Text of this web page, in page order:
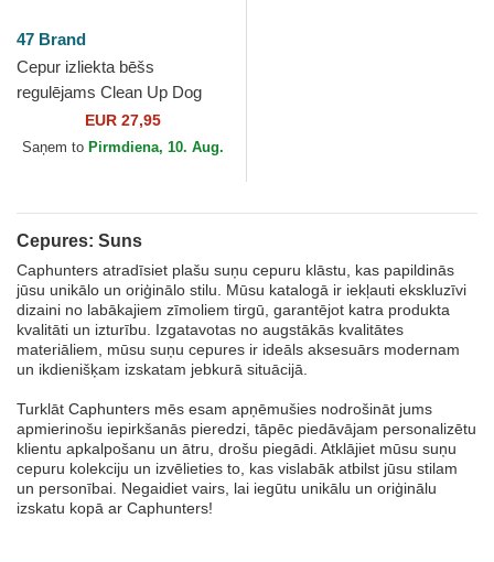
47 Brand
Cepur izliekta bēšs
regulējams Clean Up Dog
Base Runner Icon no 47
Brand
EUR 27,95
Saņem to Pirmdiena, 10. Aug.
Cepures: Suns
Caphunters atradīsiet plašu suņu cepuru klāstu, kas papildinās
jūsu unikālo un oriģinālo stilu. Mūsu katalogā ir iekļauti ekskluzīvi
dizaini no labākajiem zīmoliem tirgū, garantējot katra produkta
kvalitāti un izturību. Izgatavotas no augstākās kvalitātes
materiāliem, mūsu suņu cepures ir ideāls aksesuārs modernam
un ikdienišķam izskatam jebkurā situācijā.
Turklāt Caphunters mēs esam apņēmušies nodrošināt jums
apmierinošu iepirkšanās pieredzi, tāpēc piedāvājam personalizētu
klientu apkalpošanu un ātru, drošu piegādi. Atklājiet mūsu suņu
cepuru kolekciju un izvēlieties to, kas vislabāk atbilst jūsu stilam
un personībai. Negaidiet vairs, lai iegūtu unikālu un oriģinālu
izskatu kopā ar Caphunters!